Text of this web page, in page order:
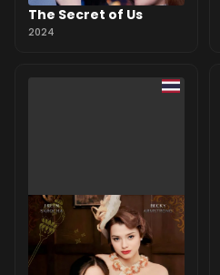
The Secret of Us
2024